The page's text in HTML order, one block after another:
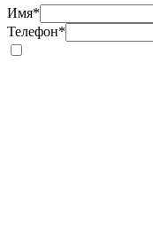
Имя*
Телефон*